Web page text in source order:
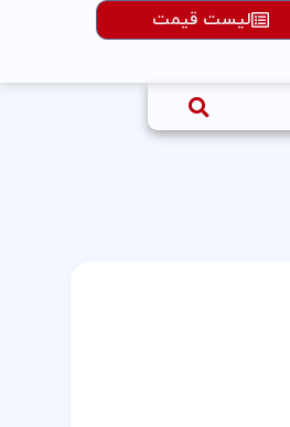
لیست قیمت